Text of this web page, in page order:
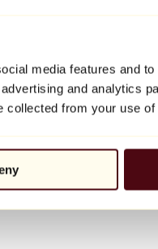
media features and
and analytics
collected from your use